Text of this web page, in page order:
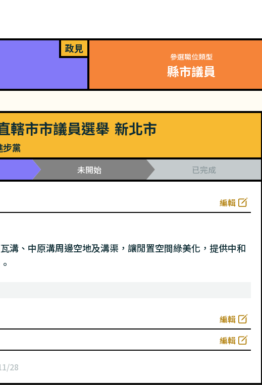
政見
參選職位類型
縣市議員
轄市市議員選舉 新北市
步黨
未開始 已完成
編輯
溝、中原溝周邊空地及溝渠，讓閒置空間綠美化，提供中和
編輯
編輯
28